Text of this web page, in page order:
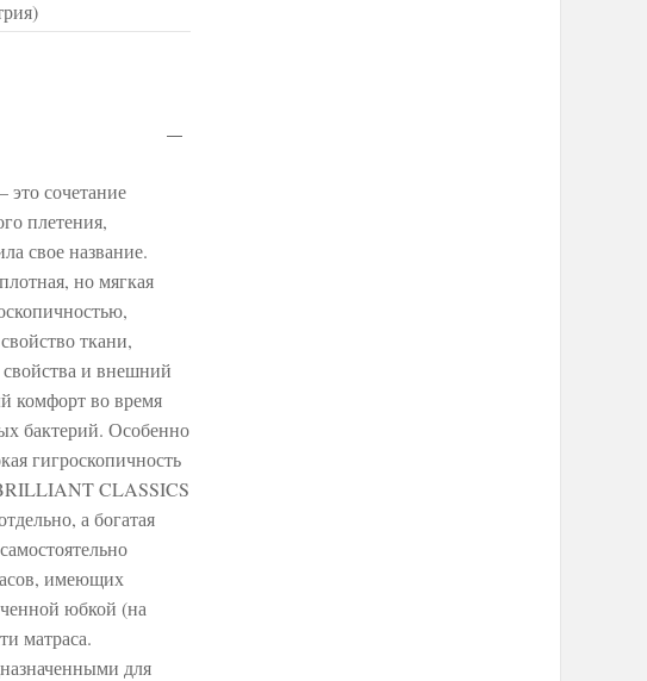
сочетание
плетения,
свое название.
но мягкая
ткани,
и внешний
комфорт во время
бактерий. Особенно
гигроскопичность
CLASSICS
а богатая
имеющих
юбкой (на
матраса.
для